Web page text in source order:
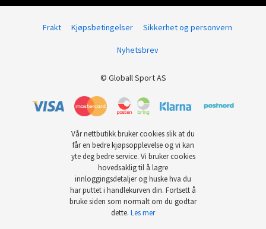
Frakt Kjøpsbetingelser Sikkerhet og personvern
Nyhetsbrev
© Globall Sport AS
Vår nettbutikk bruker cookies slik at du
får en bedre kjøpsopplevelse og vi kan
yte deg bedre service. Vi bruker cookies
hovedsaklig til å lagre
innloggingsdetaljer og huske hva du
har puttet i handlekurven din. Fortsett å
bruke siden som normalt om du godtar
dette. Les mer